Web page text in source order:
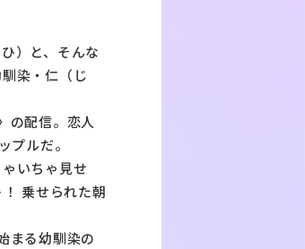
）と、そんな
染・仁（じ
の配信。恋人
プルだ。
いちゃ見せ
！ 乗せられた朝
まる幼馴染の